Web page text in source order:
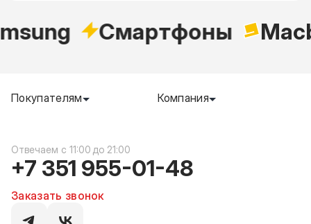
Cмартфоны
Покупателям Компания
c 11:00 до 21:00
+7 351 955-01-48
Заказать звонок